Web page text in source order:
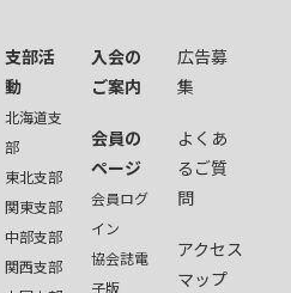
支部活
動
北海道支
部
東北支部
関東支部
中部支部
関西支部
入会の
ご案内
会員の
ページ
会員ログ
イン
協会誌電
子版
広告募
集
よくあ
るご質
問
アクセス
マップ